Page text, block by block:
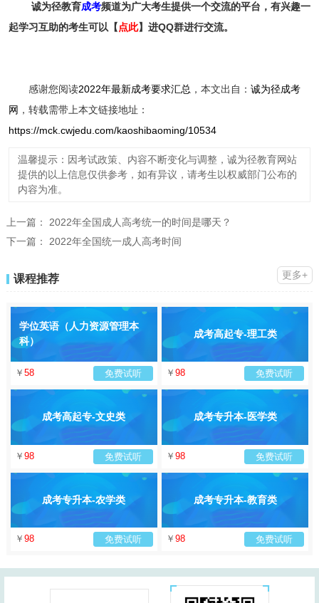
诚为径教育成考频道为广大考生提供一个交流的平台，有兴趣一
起学习互助的考生可以【点此】进QQ群进行交流。
感谢您阅读2022年最新成考要求汇总 ，本文出自： 诚为径成考
网 ，转载需带上本文链接地址：
https://mck.cwjedu.com/kaoshibaoming/10534
温馨提示：因考试政策、内容不断变化与调整，诚为径教育网站
提供的以上信息仅供参考，如有异议，请考生以权威部门公布的
内容为准。
上一篇： 2022年全国成人高考统一的时间是哪天？
下一篇： 2022年全国统一成人高考时间
课程推荐 更多+
学位英语（人力资源管理本
科）
￥ 58 免费试听
成考高起专-理工类
￥ 98 免费试听
成考高起专-文史类
￥ 98 免费试听
成考专升本-医学类
￥ 98 免费试听
成考专升本-农学类
￥ 98 免费试听
成考专升本-教育类
￥ 98 免费试听